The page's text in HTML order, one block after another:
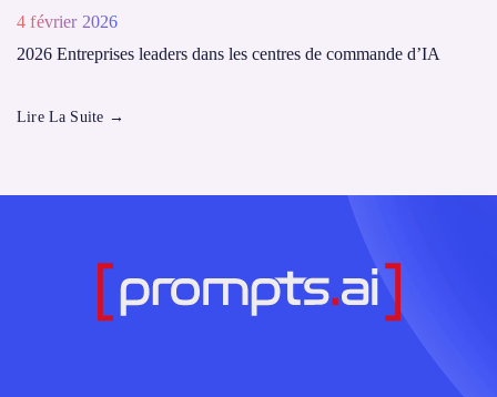
4 février 2026
2026 Entreprises leaders dans les centres de commande d’IA
Lire La Suite →